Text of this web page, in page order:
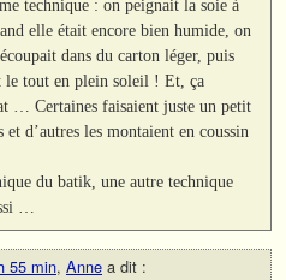
technique : on peignait la soie à
elle était encore bien humide, on
dans du carton léger, puis
le tout en plein soleil ! Et, ça
… Certaines faisaient juste un petit
d’autres les montaient en coussin
du batik, une autre technique
…
55 min, Anne a dit :